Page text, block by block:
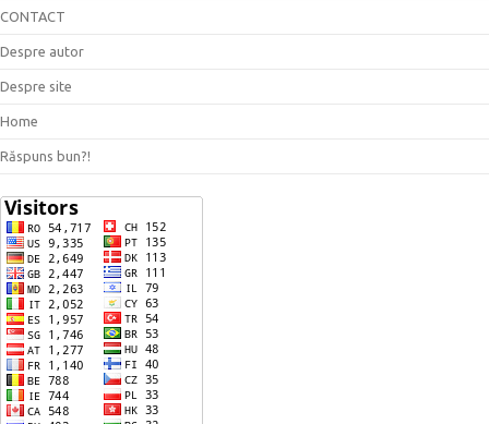
CONTACT
Despre autor
Despre site
Home
Răspuns bun?!